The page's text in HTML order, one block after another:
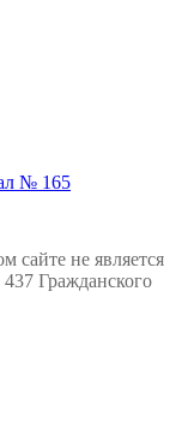
№ 165
сайте не является
Гражданского